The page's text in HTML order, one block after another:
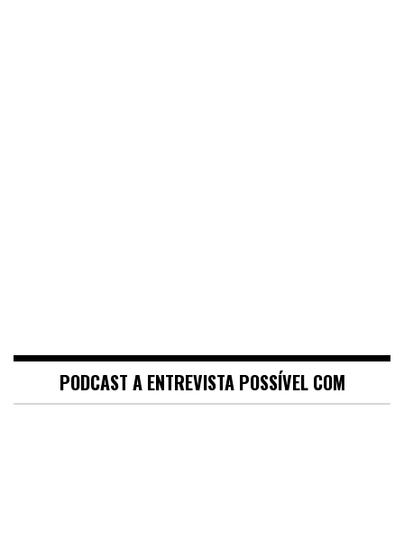
PODCAST A ENTREVISTA POSSÍVEL COM